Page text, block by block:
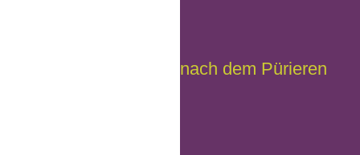
nach dem Pürieren